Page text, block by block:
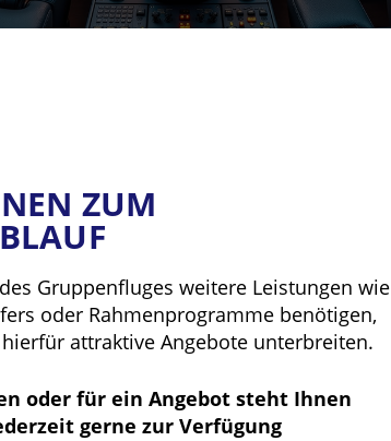
ZUM
Gruppenfluges weitere Leistungen wie
oder Rahmenprogramme benötigen,
attraktive Angebote unterbreiten.
oder für ein Angebot steht Ihnen
gerne zur Verfügung